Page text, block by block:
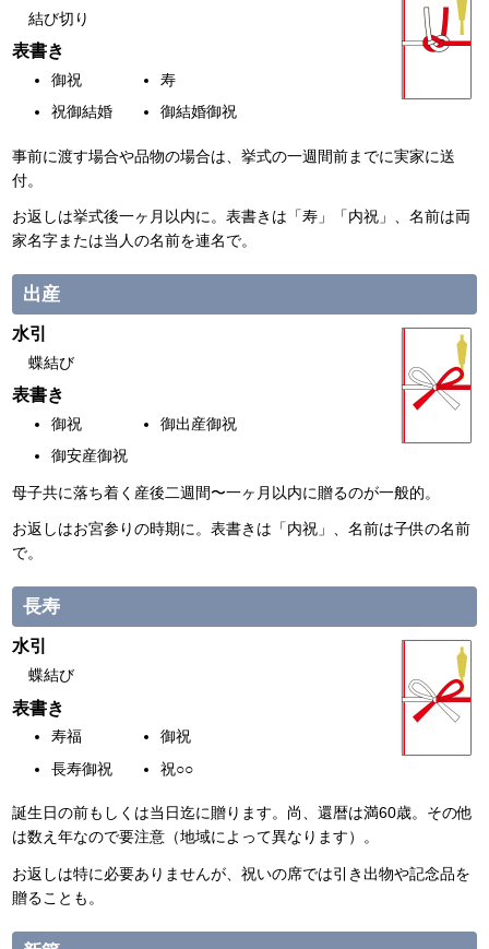
結び切り
表書き
御祝
寿
祝御結婚
御結婚御祝
事前に渡す場合や品物の場合は、挙式の一週間前までに実家に送
付。
お返しは挙式後一ヶ月以内に。表書きは「寿」「内祝」、名前は両
家名字または当人の名前を連名で。
出産
水引
蝶結び
表書き
御祝
御出産御祝
御安産御祝
母子共に落ち着く産後二週間〜一ヶ月以内に贈るのが一般的。
お返しはお宮参りの時期に。表書きは「内祝」、名前は子供の名前
で。
長寿
水引
蝶結び
表書き
寿福
御祝
長寿御祝
祝○○
誕生日の前もしくは当日迄に贈ります。尚、還暦は満60歳。その他
は数え年なので要注意（地域によって異なります）。
お返しは特に必要ありませんが、祝いの席では引き出物や記念品を
贈ることも。